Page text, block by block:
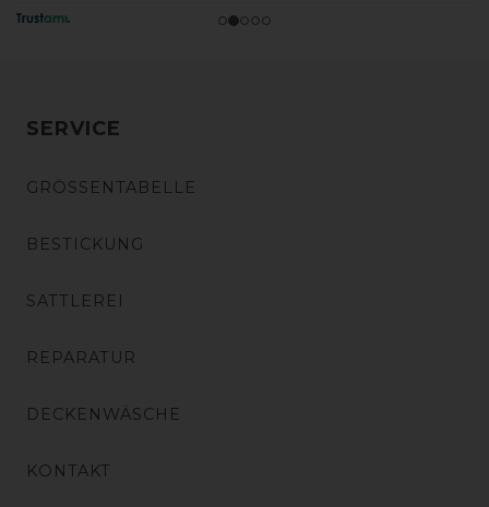
SERVICE
GRÖSSENTABELLE
BESTICKUNG
SATTLEREI
REPARATUR
DECKENWÄSCHE
KONTAKT